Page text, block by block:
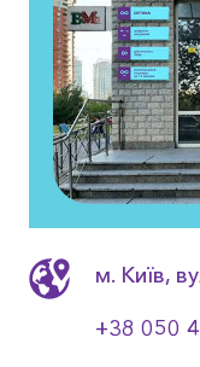
м. Київ,
+38 050